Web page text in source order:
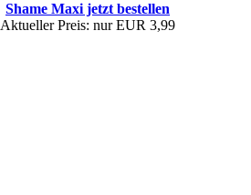
Shame Maxi jetzt bestellen
Aktueller Preis: nur EUR 3,99